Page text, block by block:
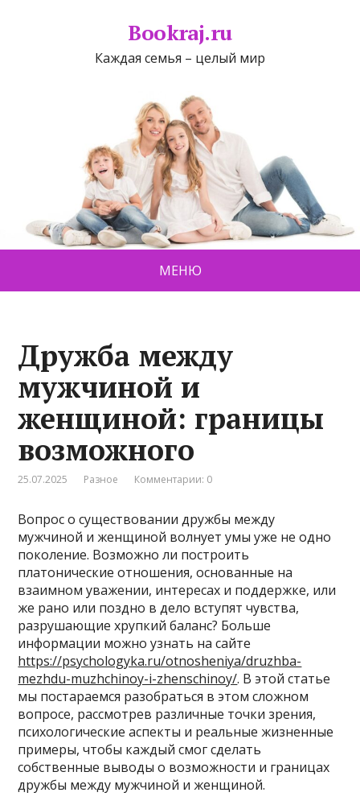
Bookraj.ru
Каждая семья – целый мир
МЕНЮ
Дружба между
мужчиной и
женщиной: границы
возможного
25.07.2025 Разное Комментарии: 0
Вопрос о существовании дружбы между
мужчиной и женщиной волнует умы уже не одно
поколение. Возможно ли построить
платонические отношения, основанные на
взаимном уважении, интересах и поддержке, или
же рано или поздно в дело вступят чувства,
разрушающие хрупкий баланс? Больше
информации можно узнать на сайте
https://psychologyka.ru/otnosheniya/druzhba-
mezhdu-muzhchinoy-i-zhenschinoy/. В этой статье
мы постараемся разобраться в этом сложном
вопросе, рассмотрев различные точки зрения,
психологические аспекты и реальные жизненные
примеры, чтобы каждый смог сделать
собственные выводы о возможности и границах
дружбы между мужчиной и женщиной.